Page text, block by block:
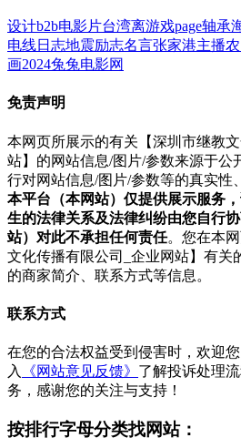
设计b2b电影片台湾离游戏page轴承
电线日志地震励志名言张家港主播
画2024兔兔电影网
免责声明
本网页所展示的有关【深圳市继教
站】的网站信息/图片/参数来源于公
行对网站信息/图片/参数等的真实性
本平台（本网站）仅提供展示服务
生的法律关系及法律纠纷由您自行
站）对此不承担任何责任。您在本
文化传播有限公司_企业网站】有关
的商家简介、联系方式等信息。
联系方式
在您的合法权益受到侵害时，欢迎
入
《网站意见反馈》 了解投诉处理
务，感谢您的关注与支持！
按排行字母分类找网站：